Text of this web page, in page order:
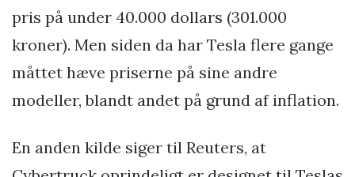
pris på under 40.000 dollars (301.000
kroner). Men siden da har Tesla flere gange
måttet hæve priserne på sine andre
modeller, blandt andet på grund af inflation.
En anden kilde siger til Reuters, at